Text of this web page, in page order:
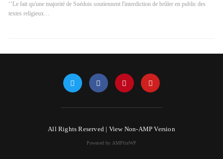
‘’Le fait qu'une majorité de Suédois soutiennent l'interdiction de brûler en public des
textes religieux…
All Rights Reserved | View Non-AMP Version
Powered by AMPforWP